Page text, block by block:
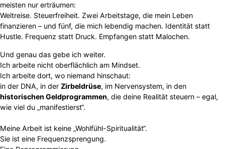
meisten nur erträumen:
Weltreise. Steuerfreiheit. Zwei Arbeitstage, die mein Leben
finanzieren – und fünf, die mich lebendig machen. Identität statt
Hustle. Frequenz statt Druck. Empfangen statt Malochen.
Und genau das gebe ich weiter.
Ich arbeite nicht oberflächlich am Mindset.
Ich arbeite dort, wo niemand hinschaut:
in der DNA, in der Zirbeldrüse, im Nervensystem, in den
historischen Geldprogrammen, die deine Realität steuern – egal,
wie viel du „manifestierst“.
Meine Arbeit ist keine „Wohlfühl-Spiritualität“.
Sie ist eine Frequenzsprengung.